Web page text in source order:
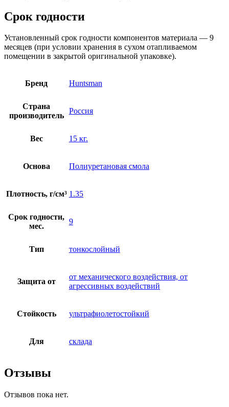
Срок годности
Установленный срок годности компонентов материала — 9
месяцев (при условии хранения в сухом отапливаемом
помещении в закрытой оригинальной упаковке).
Бренд Huntsman
Страна
производитель
Россия
Вес 15 кг.
Основа Полиуретановая смола
Плотность, г/см³ 1.35
Срок годности,
мес.
9
Тип тонкослойный
Защита от
от механического воздействия, от
агрессивных воздействий
Стойкость ультрафиолетостойкий
Для склада
Отзывы
Отзывов пока нет.